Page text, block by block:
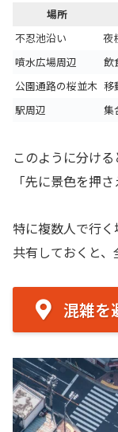
場所
不忍池沿い
夜
噴水広場周辺
飲
公園通路の桜並木 移
駅周辺
集
このように分け
「先に景色を押
特に複数人で行
共有しておくと、
混雑を